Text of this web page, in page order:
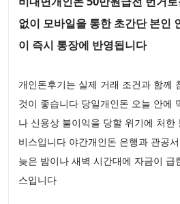
없이 모바일을 통한 초간단 본인
이 즉시 통장에 반영됩니다
개인돈후기는 실제 거래 조건과 함께
것이 좋습니다 당일개인돈 오늘 안에
나 신용상 불이익을 당할 위기에 처한
비스입니다 야간개인돈 은행과 관공
늦은 밤이나 새벽 시간대에 자금이 급
스입니다